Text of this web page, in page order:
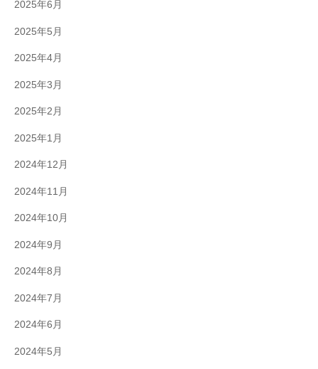
2025年6月
2025年5月
2025年4月
2025年3月
2025年2月
2025年1月
2024年12月
2024年11月
2024年10月
2024年9月
2024年8月
2024年7月
2024年6月
2024年5月